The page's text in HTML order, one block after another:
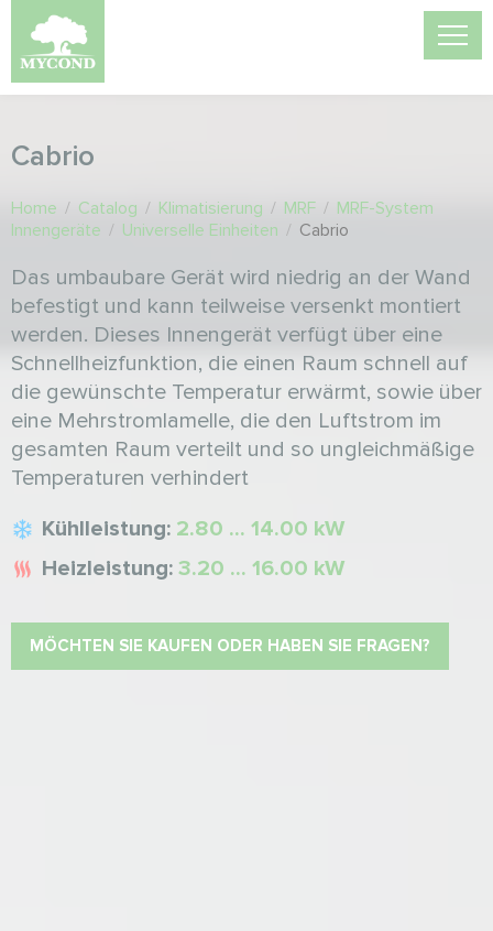
Cabrio
Home / Catalog / Klimatisierung / MRF / MRF-System
Innengeräte / Universelle Einheiten / Cabrio
Das umbaubare Gerät wird niedrig an der Wand
befestigt und kann teilweise versenkt montiert
werden. Dieses Innengerät verfügt über eine
Schnellheizfunktion, die einen Raum schnell auf
die gewünschte Temperatur erwärmt, sowie über
eine Mehrstromlamelle, die den Luftstrom im
gesamten Raum verteilt und so ungleichmäßige
Temperaturen verhindert
Kühlleistung: 2.80 ... 14.00 kW
Heizleistung: 3.20 ... 16.00 kW
MÖCHTEN SIE KAUFEN ODER HABEN SIE FRAGEN?